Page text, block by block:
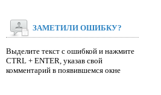
ЗАМЕТИЛИ ОШИБКУ?
Выделите текст с ошибкой и нажмите
CTRL + ENTER, указав свой
комментарий в появившемся окне